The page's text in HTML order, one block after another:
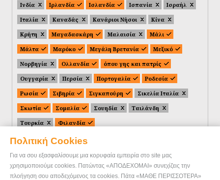
Πολιτική Cookies
Για να σου εξασφαλίσουμε μια κορυφαία εμπειρία στο site μας
χρησιμοποιούμε cookies. Πατώντας «ΑΠΟΔΕΧΟΜΑΙ» συνεχίζεις την
πλοήγηση σου αποδεχόμενος τα cookies. Πάτα «ΜΑΘΕ ΠΕΡΙΣΣΟΤΕΡΑ»
Ινδία
Ιρλανδία Ισλανδία Ισπανία
Ισραήλ
Ιταλία
Καναδάς Κανάριοι Νήσοι
Κίνα
Κρήτη
Μαγαδασκάρη Μαλαισία
Μάλι
Μάλτα
Μαρόκο Μεγάλη Βρετανία
Μεξικό
Νορβηγία
Ολλανδία
όπου γης και πατρίς
Ουγγαρία
Περσία Πορτογαλία
Ροδεσία
Ρωσία
Σιβηρία Σιγκαπούρη
Σικελία Ιταλία
Σκωτία
Σομαλία Σουηδία
Ταιλάνδη
Τουρκία
Φιλανδία